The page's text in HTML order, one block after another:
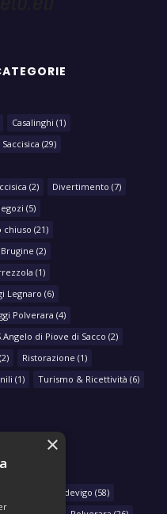
Casalinghi (1)
(29)
(2) Divertimento (7)
(5)
chiuso (21)
(2)
(1)
Legnaro (6)
Polverara (4)
di Piove di Sacco (2)
(2) Ristorazione (1)
(1) Turismo & Ricettività (6)
Codevigo (58)
×